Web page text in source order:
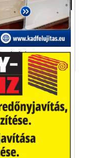
folyamatosan
televízió
őrület
extrém
teremt, nagyon
kihívást